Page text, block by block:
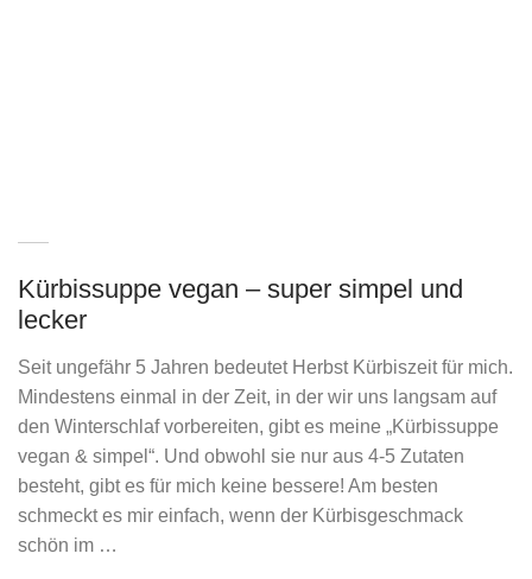
Kürbissuppe vegan – super simpel und
lecker
Seit ungefähr 5 Jahren bedeutet Herbst Kürbiszeit für mich.
Mindestens einmal in der Zeit, in der wir uns langsam auf
den Winterschlaf vorbereiten, gibt es meine „Kürbissuppe
vegan & simpel“. Und obwohl sie nur aus 4-5 Zutaten
besteht, gibt es für mich keine bessere! Am besten
schmeckt es mir einfach, wenn der Kürbisgeschmack
schön im …